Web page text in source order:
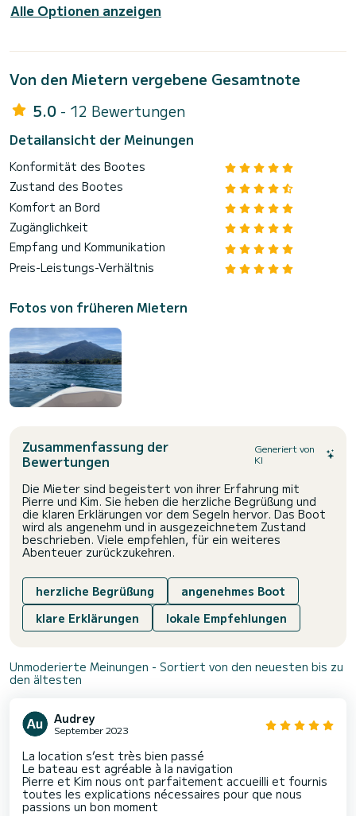
Alle Optionen anzeigen
Von den Mietern vergebene Gesamtnote
5.0 - 12 Bewertungen
Detailansicht der Meinungen
Konformität des Bootes
Zustand des Bootes
Komfort an Bord
Zugänglichkeit
Empfang und Kommunikation
Preis-Leistungs-Verhältnis
Fotos von früheren Mietern
Zusammenfassung der
Bewertungen
Generiert von
KI
Die Mieter sind begeistert von ihrer Erfahrung mit
Pierre und Kim. Sie heben die herzliche Begrüßung und
die klaren Erklärungen vor dem Segeln hervor. Das Boot
wird als angenehm und in ausgezeichnetem Zustand
beschrieben. Viele empfehlen, für ein weiteres
Abenteuer zurückzukehren.
herzliche Begrüßung
angenehmes Boot
klare Erklärungen
lokale Empfehlungen
Unmoderierte Meinungen - Sortiert von den neuesten bis zu
den ältesten
Audrey
September 2023
La location s’est très bien passé
Le bateau est agréable à la navigation
Pierre et Kim nous ont parfaitement accueilli et fournis
toutes les explications nécessaires pour que nous
passions un bon moment